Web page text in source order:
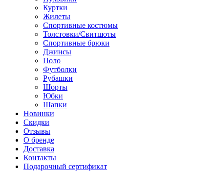
Куртки
Жилеты
Спортивные костюмы
Толстовки/Свитшоты
Спортивные брюки
Джинсы
Поло
Футболки
Рубашки
Шорты
Юбки
Шапки
Новинки
Скидки
Отзывы
О бренде
Доставка
Контакты
Подарочный сертификат